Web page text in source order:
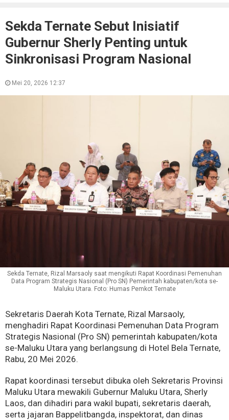
Sekda Ternate Sebut Inisiatif
Gubernur Sherly Penting untuk
Sinkronisasi Program Nasional
Mei 20, 2026 12:37
Sekda Ternate, Rizal Marsaoly saat mengikuti Rapat Koordinasi Pemenuhan
Data Program Strategis Nasional (Pro SN) Pemerintah kabupaten/kota se-
Maluku Utara. Foto: Humas Pemkot Ternate
Sekretaris Daerah Kota Ternate, Rizal Marsaoly,
menghadiri Rapat Koordinasi Pemenuhan Data Program
Strategis Nasional (Pro SN) pemerintah kabupaten/kota
se-Maluku Utara yang berlangsung di Hotel Bela Ternate,
Rabu, 20 Mei 2026.
Rapat koordinasi tersebut dibuka oleh Sekretaris Provinsi
Maluku Utara mewakili Gubernur Maluku Utara, Sherly
Laos, dan dihadiri para wakil bupati, sekretaris daerah,
serta jajaran Bappelitbangda, inspektorat, dan dinas